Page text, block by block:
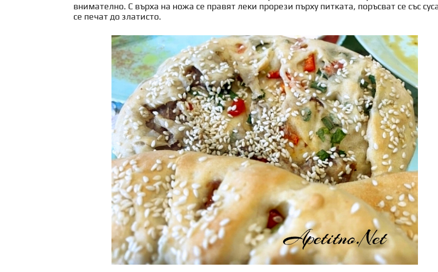
внимателно. С върха на ножа се правят леки прорези пърху питката, поръсват се със
се печат до златисто.